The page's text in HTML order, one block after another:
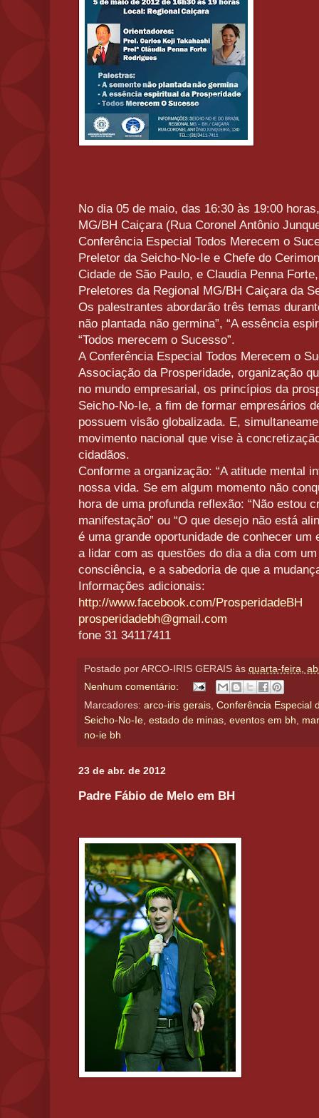
No dia 05 de maio, das 16:30 às 19:00
MG/BH Caiçara (Rua Coronel Antônio
Conferência Especial Todos Merecem o
Preletor da Seicho-No-Ie e Chefe do
Cidade de São Paulo, e Claudia Penna
Preletores da Regional MG/BH Caiçara da
Os palestrantes abordarão três temas
não plantada não germina”, “A essência
“Todos merecem o Sucesso”.
A Conferência Especial Todos Merecem o
Associação da Prosperidade, organização
no mundo empresarial, os princípios da
Seicho-No-Ie, a fim de formar empresários
possuem visão globalizada. E,
movimento nacional que vise à
cidadãos.
Conforme a organização: “A atitude mental
nossa vida. Se em algum momento não
hora de uma profunda reflexão: “Não estou
manifestação” ou “O que desejo não está
é uma grande oportunidade de conhecer um
a lidar com as questões do dia a dia com
consciência, e a sabedoria de que a
Informações adicionais:
http://www.facebook.com/ProsperidadeBH
prosperidadebh@gmail.com
fone 31 34117411
Postado por ARCO-IRIS GERAIS às quarta-feira,
Nenhum comentário:
Marcadores: arco-iris gerais, Conferência Especial
Seicho-No-Ie, estado de minas, eventos em bh,
no-ie bh
23 de abr. de 2012
Padre Fábio de Melo em BH